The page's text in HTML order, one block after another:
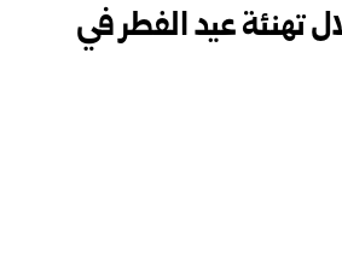
تهنئة عيد الفطر في